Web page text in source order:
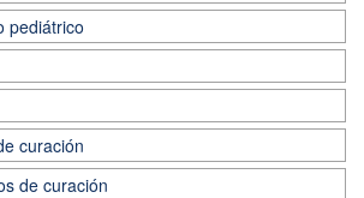
pediátrico
curación
de curación